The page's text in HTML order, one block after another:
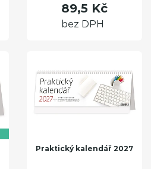
89,5 Kč
bez DPH
Praktický kalendář 2027